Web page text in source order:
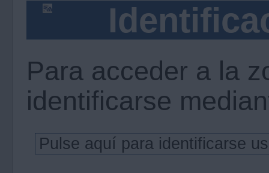
Para acceder a la
identificarse